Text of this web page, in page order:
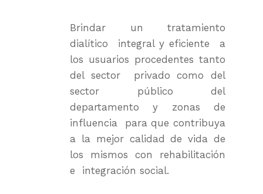
Brindar un tratamiento
dialítico integral y eficiente a
los usuarios procedentes tanto
del sector privado como del
sector público del
departamento y zonas de
influencia para que contribuya
a la mejor calidad de vida de
los mismos con rehabilitación
e integración social.